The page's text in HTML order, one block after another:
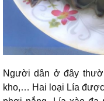
Người dân ở đây
kho,… Hai loại Lía